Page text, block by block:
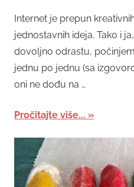
Internet je prepun
jednostavnih ideja. Tako i
dovoljno odrastu,
jednu po jednu (sa
oni ne dođu na …
Pročitajte više...